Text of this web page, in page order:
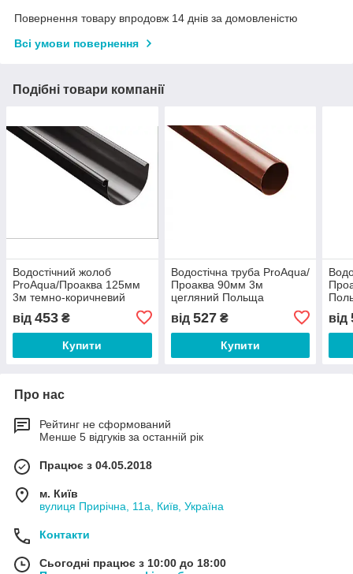
Повернення товару впродовж 14 днів за домовленістю
Всі умови повернення
Подібні товари компанії
Водостічний жолоб
ProAqua/Проаква 125мм
3м темно-коричневий
від 453 ₴
Купити
Водостічна труба ProAqua/
Проаква 90мм 3м
цегляний Польща
від 527₴
Купити
від
Про нас
Рейтинг не сформований
Менше 5 відгуків за останній рік
Працює з 04.05.2018
м. Київ
вулиця Прирічна, 11а, Київ, Україна
Контакти
Сьогодні працює з 10:00 до 18:00